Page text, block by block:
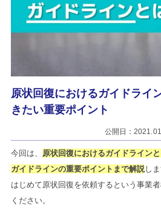
原状回復におけるガイドライ
きたい重要ポイント
公開日：
今回は、 原状回復におけるガイドライン
ガイドラインの重要ポイントまで解説しま
はじめて原状回復を依頼するという事業
ください。